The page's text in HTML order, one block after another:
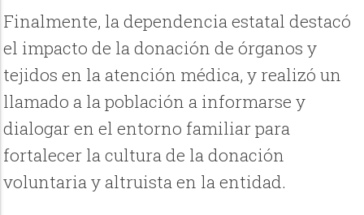
Finalmente, la dependencia estatal destacó
el impacto de la donación de órganos y
tejidos en la atención médica, y realizó un
llamado a la población a informarse y
dialogar en el entorno familiar para
fortalecer la cultura de la donación
voluntaria y altruista en la entidad.